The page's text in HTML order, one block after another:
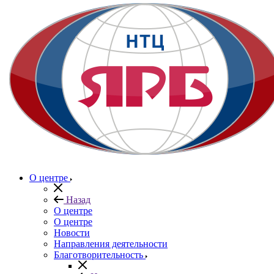
О центре
Назад
О центре
О центре
Новости
Направления деятельности
Благотворительность